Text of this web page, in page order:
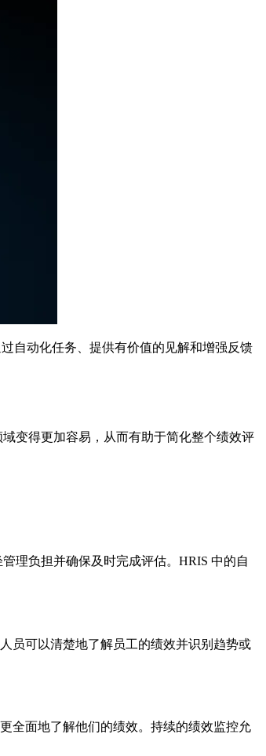
自动化任务、提供有价值的见解和增强反馈
变得更加容易，从而有助于简化整个绩效评
理负担并确保及时完成评估。HRIS 中的自
员可以清楚地了解员工的绩效并识别趋势或
全面地了解他们的绩效。持续的绩效监控允